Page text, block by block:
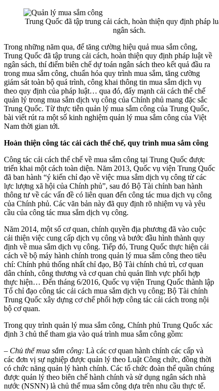
Trung Quốc đã tập trung cải cách, hoàn thiện quy định pháp
ngân sách.
Trong những năm qua, để tăng cường hiệu quả mua sắm công,
Trung Quốc đã tập trung cải cách, hoàn thiện quy định pháp luật về
ngân sách, thí điểm biên chế dự toán ngân sách theo kết quả đầu ra
trong mua sắm công, chuẩn hóa quy trình mua sắm, tăng cường
giám sát toàn bộ quá trình, công khai thông tin mua sắm dịch vụ
theo quy định của pháp luật… qua đó, đẩy mạnh cải cách thể chế
quản lý trong mua sắm dịch vụ công của Chính phủ mang đặc sắc
Trung Quốc. Từ thực tiễn quản lý mua sắm công của Trung Quốc,
bài viết rút ra một số kinh nghiệm quản lý mua sắm công của Việt
Nam thời gian tới.
Hoàn thiện công tác cải cách thể chế, quy trình mua sắm công
Công tác cải cách thể chế về mua sắm công tại Trung Quốc được
triển khai một cách toàn diện. Năm 2013, Quốc vụ viện Trung Quốc
đã ban hành “ý kiến chỉ đạo về việc mua sắm dịch vụ công từ các
lực lượng xã hội của Chính phủ”, sau đó Bộ Tài chính ban hành
thông tư về các vấn đề có liên quan đến công tác mua dịch vụ công
của Chính phủ. Các văn bản này đã quy định rõ nhiệm vụ và yêu
cầu của công tác mua sắm dịch vụ công.
Năm 2014, một số cơ quan, chính quyền địa phương đã vào cuộc
cải thiện việc cung cấp dịch vụ công và bước đầu hình thành quy
định về mua sắm dịch vụ công. Tiếp đó, Trung Quốc thực hiện cải
cách về bộ máy hành chính trong quản lý mua sắm công theo tiêu
chí: Chính phủ thống nhất chỉ đạo, Bộ Tài chính chủ trì, cơ quan
dân chính, công thương và cơ quan chủ quản lĩnh vực phối hợp
thực hiện… Đến tháng 6/2016, Quốc vụ viện Trung Quốc thành lập
Tổ chỉ đạo công tác cải cách mua sắm dịch vụ công; Bộ Tài chính
Trung Quốc xây dựng cơ chế phối hợp công tác cải cách trong nội
bộ cơ quan.
Trong quy trình quản lý mua sắm công, Chính phủ Trung Quốc xác
định 3 chủ thể tham gia vào quá trình mua sắm công gồm:
– Chủ thể mua sắm công: Là các cơ quan hành chính các cấp và
các đơn vị sự nghiệp được quản lý theo Luật Công chức, đồng thời
có chức năng quản lý hành chính. Các tổ chức đoàn thể quần chúng
được quản lý theo biên chế hành chính và sử dụng ngân sách nhà
nước (NSNN) là chủ thể mua sắm công dựa trên nhu cầu thực tế.